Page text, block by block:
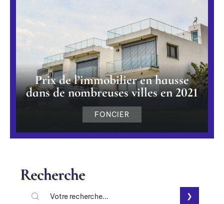
Prix de l’immobilier en hausse
dans de nombreuses villes en 2021
FONCIER
Recherche